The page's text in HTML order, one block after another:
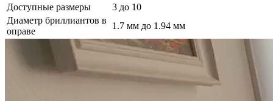
Доступные размеры
3 до 10
Диаметр бриллиантов в
оправе
1.7 мм до 1.94 мм